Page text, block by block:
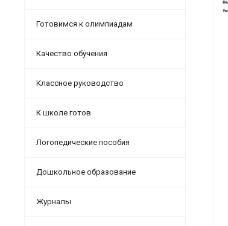
Готовимся к олимпиадам
Качество обучения
Классное руководство
К школе готов
Логопедические пособия
Дошкольное образование
Журналы